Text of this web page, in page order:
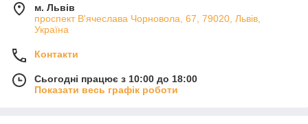
м. Львів
проспект В'ячеслава Чорновола, 67, 79020, Львів,
Україна
Контакти
Сьогодні працює з 10:00 до 18:00
Показати весь графік роботи